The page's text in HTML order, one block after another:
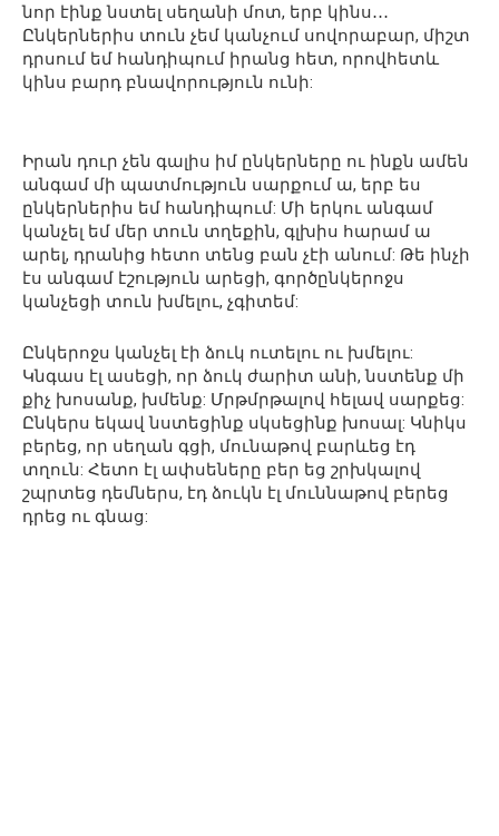
նոր էինք նստել սեղանի մոտ, երբ կինս․․․
Ընկերներիս տուն չեմ կանչում սովորաբար, միշտ
դրսում եմ հանդիպում իրանց հետ, որովհետև
կինս բարդ բնավորություն ունի:
Իրան դուր չեն գալիս իմ ընկերները ու ինքն ամեն
անգամ մի պատմություն սարքում ա, երբ ես
ընկերներիս եմ հանդիպում: Մի երկու անգամ
կանչել եմ մեր տուն տղեքին, գլխիս հարամ ա
արել, դրանից հետո տենց բան չէի անում: Թե ինչի
էս անգամ էշություն արեցի, գործընկերոջս
կանչեցի տուն խմելու, չգիտեմ:
Ընկերոջս կանչել էի ձուկ ուտելու ու խմելու:
Կնգաս էլ ասեցի, որ ձուկ ժարիտ անի, նստենք մի
քիչ խոսանք, խմենք: Մրթմրթալով հելավ սարքեց:
Ընկերս եկավ նստեցինք սկսեցինք խոսալ: Կնիկս
բերեց, որ սեղան գցի, մունաթով բարևեց էդ
տղուն: Հետո էլ ափսեները բեր եց շրխկալով
շպրտեց դեմներս, էդ ձուկն էլ մուննաթով բերեց
դրեց ու գնաց: